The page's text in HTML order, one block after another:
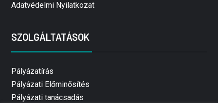
Adatvédelmi Nyilatkozat
SZOLGÁLTATÁSOK
Pályázatírás
Pályázati Előminősítés
Pályázati tanácsadás